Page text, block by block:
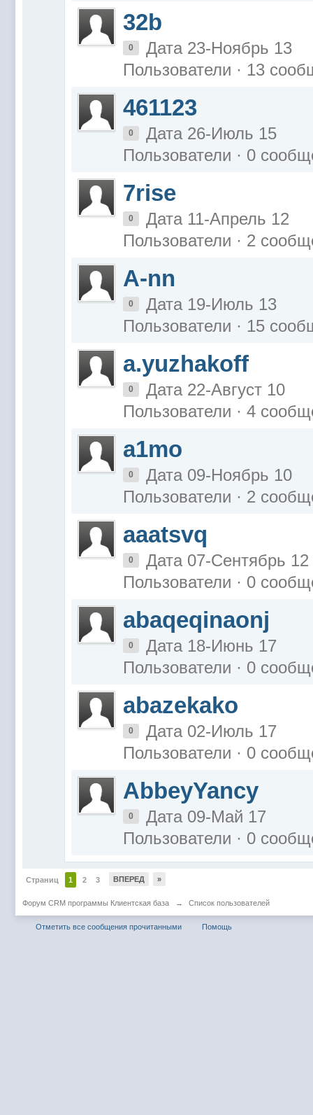
32b
0
Дата 23-Ноябрь 13
Пользователи · 13
461123
0
Дата 26-Июль 15
Пользователи · 0
7rise
0
Дата 11-Апрель 12
Пользователи · 2
A-nn
0
Дата 19-Июль 13
Пользователи · 15
a.yuzhakoff
0
Дата 22-Август 10
Пользователи · 4
a1mo
0
Дата 09-Ноябрь 10
Пользователи · 2
aaatsvq
0
Дата 07-Сентябрь 12
Пользователи · 0
abaqeqinaonj
0
Дата 18-Июнь 17
Пользователи · 0
abazekako
0
Дата 02-Июль 17
Пользователи · 0
AbbeyYancy
0
Дата 09-Май 17
Пользователи · 0
Страниц 1 2 3 ВПЕРЕД »
Форум CRM программы Клиентская база → Список пользователей
Отметить все сообщения прочитанными Помощь